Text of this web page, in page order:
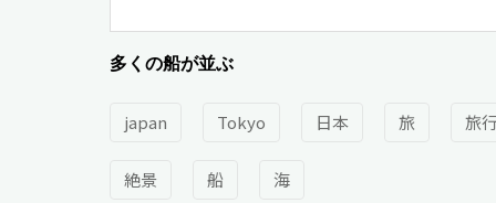
多くの船が並ぶ
japan Tokyo 日本 旅 旅
絶景 船 海